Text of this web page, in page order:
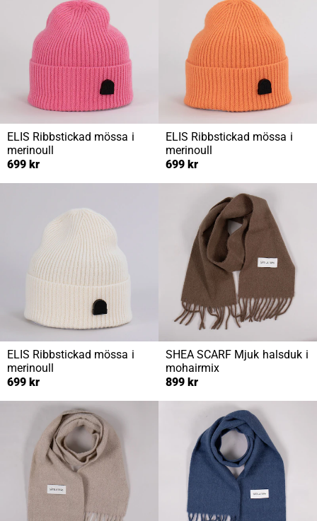
ELIS Ribbstickad mössa i
merinoull
699 kr
ELIS Ribbstickad mössa i
merinoull
699 kr
ELIS Ribbstickad mössa i
merinoull
699 kr
SHEA SCARF Mjuk halsduk i
mohairmix
899 kr